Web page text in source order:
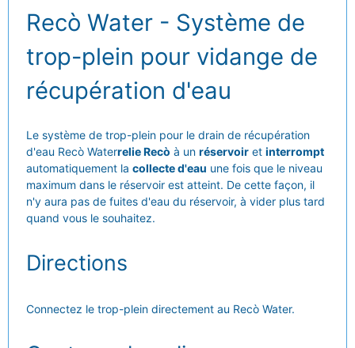
Recò Water - Système de
trop-plein pour vidange de
récupération d'eau
Le système de trop-plein pour le drain de récupération
d'eau Recò Waterrelie Recò à un réservoiret interrompt
automatiquement la collecte d'eau une fois que le niveau
maximum dans le réservoir est atteint. De cette façon, il
n'y aura pas de fuites d'eau du réservoir, à vider plus tard
quand vous le souhaitez.
Directions
Connectez le trop-plein directement au Recò Water.